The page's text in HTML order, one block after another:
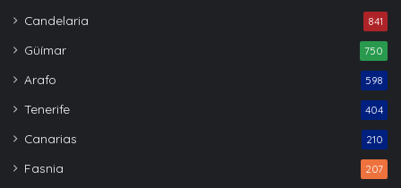
Candelaria 841
Güímar 750
Arafo 598
Tenerife 404
Canarias 210
Fasnia 207